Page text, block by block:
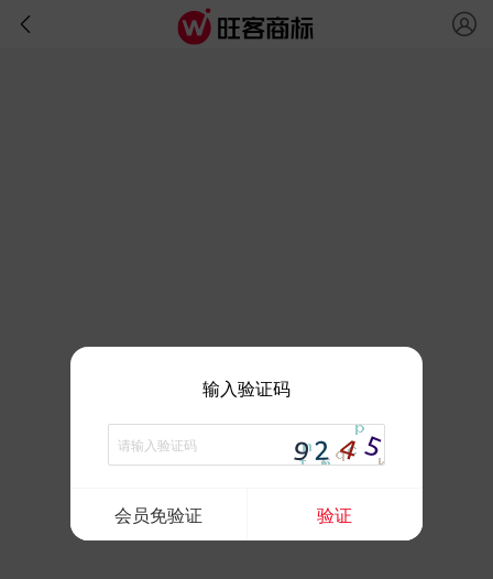
输入验证码
会员免验证 验证